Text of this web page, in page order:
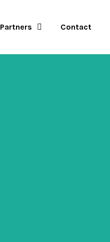
Partners Contact